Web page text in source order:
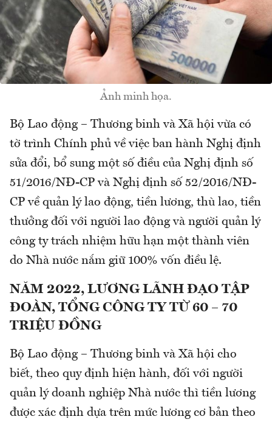
Ảnh minh họa.
Bộ Lao động – Thương binh và Xã hội vừa có
tờ trình Chính phủ về việc ban hành Nghị định
sửa đổi, bổ sung một số điều của Nghị định số
51/2016/NĐ-CP và Nghị định số 52/2016/NĐ-
CP về quản lý lao động, tiền lương, thù lao, tiền
thưởng đối với người lao động và người quản lý
công ty trách nhiệm hữu hạn một thành viên
do Nhà nước nắm giữ 100% vốn điều lệ.
NĂM 2022, LƯƠNG LÃNH ĐẠO TẬP
ĐOÀN, TỔNG CÔNG TY TỪ 60 – 70
TRIỆU ĐỒNG
Bộ Lao động – Thương binh và Xã hội cho
biết, theo quy định hiện hành, đối với người
quản lý doanh nghiệp Nhà nước thì tiền lương
được xác định dựa trên mức lương cơ bản theo